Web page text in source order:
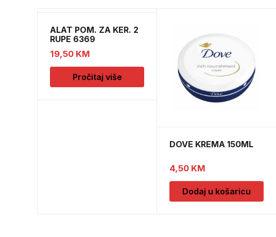
ALAT POM. ZA KER. 2
RUPE 6369
19,50 KM
Pročitaj više
DOVE KREMA 150ML
4,50 KM
Dodaj u košaricu